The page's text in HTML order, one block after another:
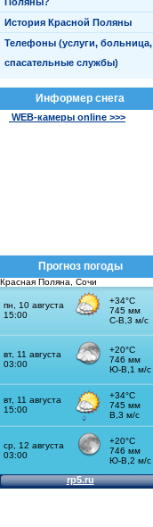
История Красной Поляны
Телефоны (услуги, больница,
спасательные службы)
Информер снега
WEB-камеры online >>>
Прогноз погоды
Красная Поляна, Сочи